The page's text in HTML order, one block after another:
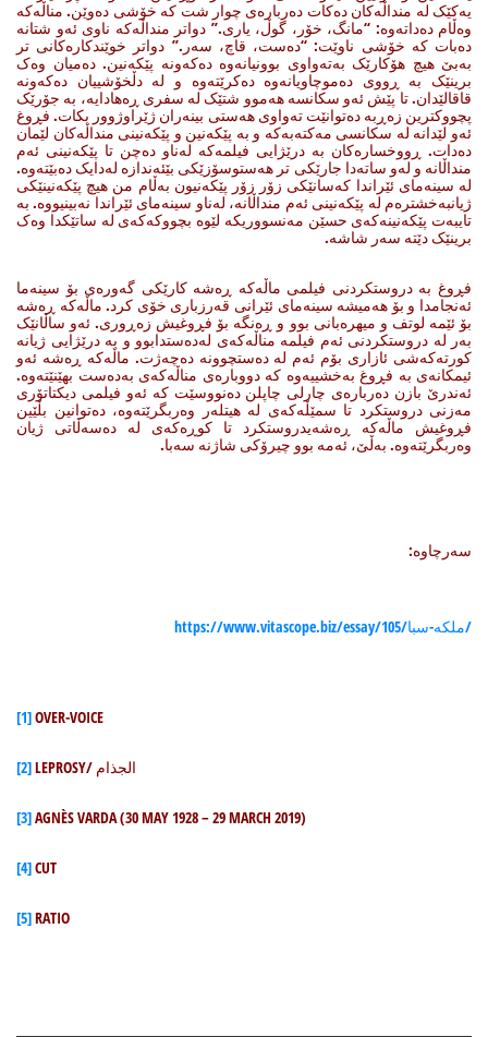
یەکێک لە منداڵەکان دەکات دەربارەی چوار شت کە خۆشی دەوێن. مناڵەکە
وەڵام دەداتەوە: “مانگ، خۆر، گوڵ، یاری.” دواتر منداڵەکە ناوی ئەو شتانە
دەبات کە خۆشی ناوێت: “دەست، قاچ، سەر.” دواتر خوێندکارەکانی تر
بەبێ هیچ هۆکارێک بەتەواوی بوونیانەوە دەکەونە پێکەنین. دەمیان وەک
برینێک بە ڕووی دەموچاویانەوە دەکرێتەوە و لە دڵخۆشییان دەکەونە
قاقالێدان. تا پێش ئەو سکانسە هەموو شتێک لە سفری ڕەهادایە، بە جۆرێک
پچووکترین زەڕبە دەتوانێت تەواوی هەستی بینەران ژێراوژوور بکات. فڕوغ
ئەو لێدانە لە سکانسی مەکتەبەکە و بە پێکەنین و پێکەنینی منداڵەکان لێمان
دەدات. ڕووخسارەکان بە درێژایی فیلمەکە لەناو دەچن تا پێکەنینی ئەم
منداڵانە و لەو ساتەدا جارێکی تر هەستوسۆزێکی بێئەندازە لەدایک دەبێتەوە.
لە سینەمای ئێراندا کەسانێکی زۆر زۆر پێکەنیون بەڵام من هیچ پێکەنینێکی
ژیانبەخشترەم لە پێکەنینی ئەم منداڵانە، لەناو سینەمای ئێراندا نەبینیووە. بە
تایبەت پێکەنینەکەی حسێن مەنسووریکە لێوە بچووکەکەی لە ساتێکدا وەک
برینێک دێتە سەر شاشە.
فڕوغ بە دروستکردنی فیلمی ماڵەکە ڕەشە کارێکی گەورەی بۆ سینەما
ئەنجامدا و بۆ هەمیشە سینەمای ئێرانی قەرزباری خۆی کرد. ماڵەکە ڕەشە
بۆ ئێمە لوتف و میهرەبانی بوو و ڕەنگە بۆ فڕوغیش زەڕوری. ئەو ساڵانێک
بەر لە دروستکردنی ئەم فیلمە مناڵەکەی لەدەستدابوو و بە درێژایی ژیانە
کورتەکەشی ئازاری بۆم ئەم لە دەستچوونە دەچەژت. ماڵەکە ڕەشە ئەو
ئیمکانەی بە فڕوغ بەخشییەوە کە دووبارەی مناڵەکەی بەدەست بهێنێتەوە.
ئەندرێ بازن دەربارەی چارلی چاپلن دەنووسێت کە ئەو فیلمی دیکتاتۆری
مەزنی دروستکرد تا سمێڵەکەی لە هیتلەر وەربگرێتەوە، دەتوانین بڵێین
فڕوغیش ماڵەکە ڕەشەیدروستکرد تا کوڕەکەی لە دەسەڵاتی ژیان
وەربگرێتەوە. بەڵێ، ئەمە بوو چیرۆکی شاژنە سەبا.
سه‌رچاوه‌:
https://www.vitascope.biz/essay/105/ملکه-سبا/
[1]OVER-VOICE
[2] LEPROSY/ الجذام
[3]AGNÈS VARDA(30 MAY 1928 – 29 MARCH 2019)
[4]CUT
[5]RATIO